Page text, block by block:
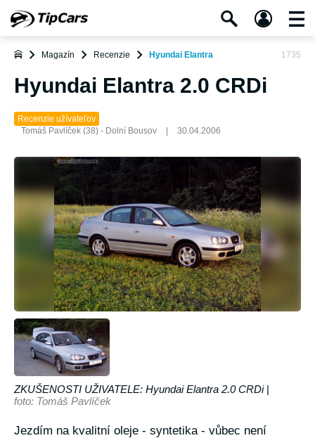
Magazín Recenzie Hyundai Elantra 1735
Hyundai Elantra 2.0 CRDi
Recenzie užívateľov
Tomáš Pavlíček (38) - Dolní Bousov
30.04.2006
ZKUŠENOSTI UŽIVATELE: Hyundai Elantra 2.0 CRDi|
foto: Tomáš Pavlíček
Jezdím na kvalitní oleje - syntetika - vůbec není